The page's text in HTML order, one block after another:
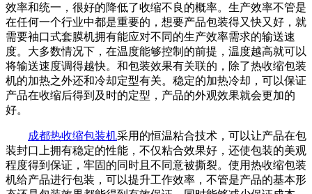
效率和统一，很好的降低了收缩不良的概率。生产效率不管是
在任何一个行业中都是重要的，想要产品包装得又快又好，就
需要袖口式套膜机拥有能应对不同的生产效率需求的输送速
度。大多数情况下，在温度能够控制的前提，温度越高就可以
将输送速度调得越快。和包装效果有关联的，除了热收缩包装
机的加热之外还和冷却定型有关。稳定的加热冷却，可以保证
产品在收缩后得到及时的定型，产品的外观效果就会更加的
好。
成都热收缩包装机采用的恒温粘合技术，可以让产品在包
装封口上拥有稳定的性能，不仅粘合效果好，还使包装的美观
程度得到保证，牢固的同时且不同意被撕裂。使用热收缩包装
机给产品进行包装，可以提升工作效率，不管是产品的基本形